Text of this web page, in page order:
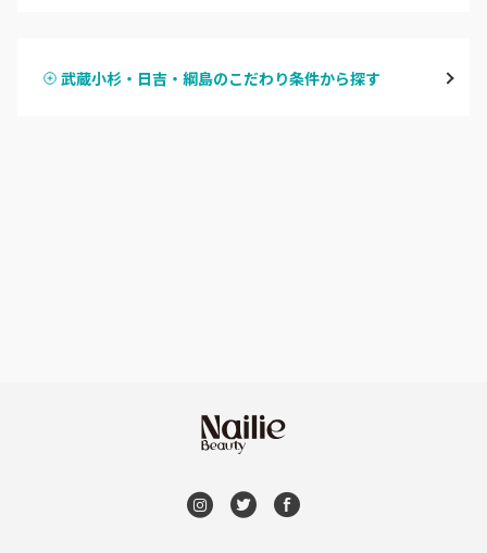
桜木町・みなとみらい・関内
ハンドスカルプ
武蔵小杉・日吉・綱島のこだわり条件から探す